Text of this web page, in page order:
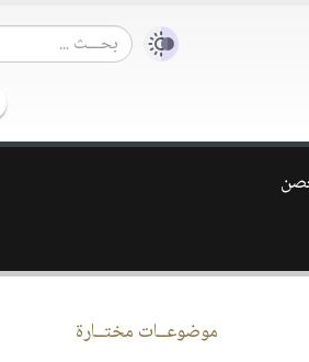
موضوعــات مختــارة